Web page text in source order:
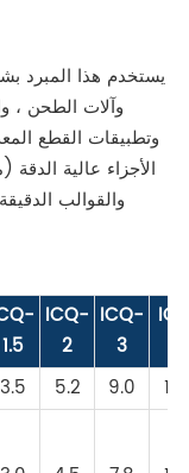
يستخدم هذا المبرد
وتطبيقات القطع
الأجزاء عالية
والقوالب
1.5
ICQ-
2
ICQ-
3
3.5 5.2 9.0